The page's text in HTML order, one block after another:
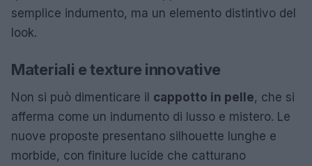
semplice indumento, ma un elemento distintivo del
look.
Materiali e texture innovative
Non si può dimenticare il cappotto in pelle, che si
afferma come un indumento di lusso e mistero. Le
nuove proposte presentano silhouette lunghe e
morbide, con finiture lucide che catturano